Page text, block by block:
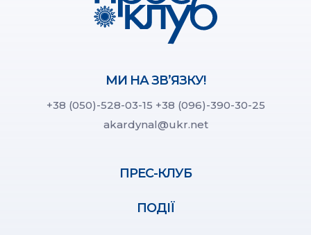
МИ НА ЗВ’ЯЗКУ!
+38 (050)-528-03-15 +38 (096)-390-30-25
akardynal@ukr.net
ПРЕС-КЛУБ
ПОДІЇ